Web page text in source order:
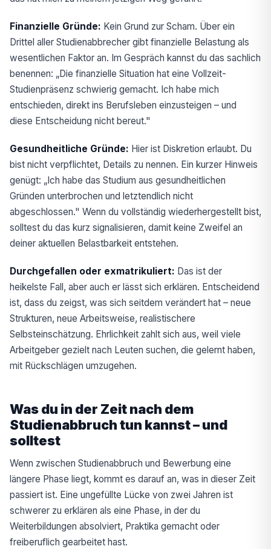
Finanzielle Gründe: Kein Grund zur Scham. Über ein
Drittel aller Studienabbrecher gibt finanzielle Belastung als
wesentlichen Faktor an. Im Gespräch kannst du das sachlich
benennen: „Die finanzielle Situation hat eine Vollzeit-
Studienpräsenz schwierig gemacht. Ich habe mich
entschieden, direkt ins Berufsleben einzusteigen – und
diese Entscheidung nicht bereut."
Gesundheitliche Gründe: Hier ist Diskretion erlaubt. Du
bist nicht verpflichtet, Details zu nennen. Ein kurzer Hinweis
genügt: „Ich habe das Studium aus gesundheitlichen
Gründen unterbrochen und letztendlich nicht
abgeschlossen." Wenn du vollständig wiederhergestellt bist,
solltest du das kurz signalisieren, damit keine Zweifel an
deiner aktuellen Belastbarkeit entstehen.
Durchgefallen oder exmatrikuliert: Das ist der
heikelste Fall, aber auch er lässt sich erklären. Entscheidend
ist, dass du zeigst, was sich seitdem verändert hat – neue
Strukturen, neue Arbeitsweise, realistischere
Selbsteinschätzung. Ehrlichkeit zahlt sich aus, weil viele
Arbeitgeber gezielt nach Leuten suchen, die gelernt haben,
mit Rückschlägen umzugehen.
Was du in der Zeit nach dem
Studienabbruch tun kannst – und
solltest
Wenn zwischen Studienabbruch und Bewerbung eine
längere Phase liegt, kommt es darauf an, was in dieser Zeit
passiert ist. Eine ungefüllte Lücke von zwei Jahren ist
schwerer zu erklären als eine Phase, in der du
Weiterbildungen absolviert, Praktika gemacht oder
freiberuflich gearbeitet hast.